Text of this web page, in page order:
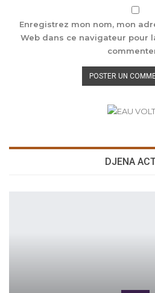
Enregistrez mon nom, mon
Web dans ce navigateur pour
DJENA